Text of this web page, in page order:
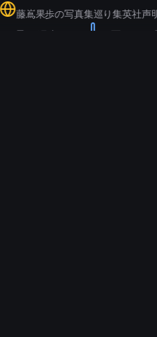
藤嶌果歩の写真集巡り集英社声明・